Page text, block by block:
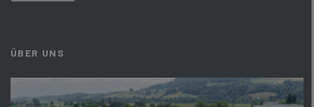
ÜBER UNS